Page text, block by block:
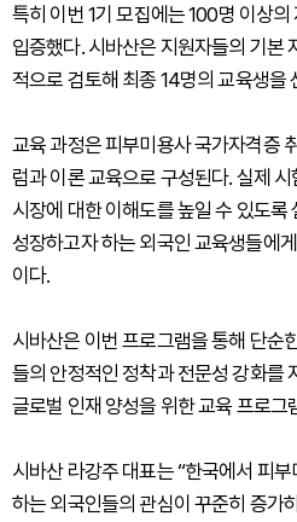
특히 이번 1기 모집에는 100명 이상
입증했다. 시바산은 지원자들의 기본
적으로 검토해 최종 14명의 교육생을
교육 과정은 피부미용사 국가자격증
럼과 이론 교육으로 구성된다. 실제
시장에 대한 이해도를 높일 수 있도
성장하고자 하는 외국인 교육생들에
이다.
시바산은 이번 프로그램을 통해 단순
들의 안정적인 정착과 전문성 강화를
글로벌 인재 양성을 위한 교육 프로그
시바산 라강주 대표는 “한국에서 피
하는 외국인들의 관심이 꾸준히 증가